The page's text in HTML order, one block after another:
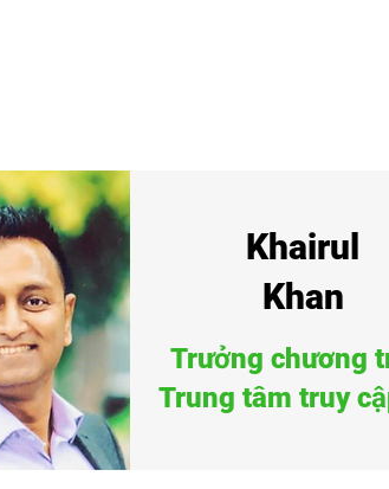
Khairul
Khan
Trưởng chương
Trung tâm truy